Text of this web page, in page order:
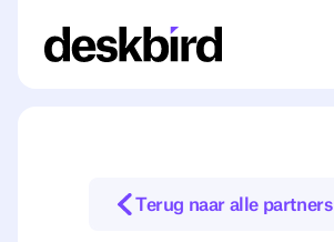
Terug naar alle partners